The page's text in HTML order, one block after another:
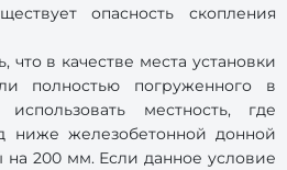
опасность скопления
что в качестве места установки
полностью погруженного в
использовать местность, где
ниже железобетонной донной
на 200 мм. Если данное условие